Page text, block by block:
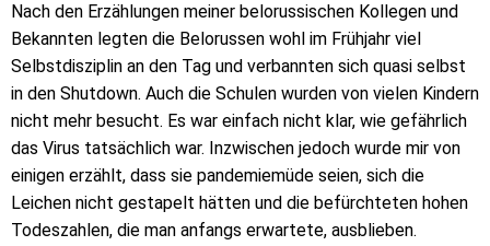
Nach den Erzählungen meiner belorussischen Kollegen und
Bekannten legten die Belorussen wohl im Frühjahr viel
Selbstdisziplin an den Tag und verbannten sich quasi selbst
in den Shutdown. Auch die Schulen wurden von vielen Kindern
nicht mehr besucht. Es war einfach nicht klar, wie gefährlich
das Virus tatsächlich war. Inzwischen jedoch wurde mir von
einigen erzählt, dass sie pandemiemüde seien, sich die
Leichen nicht gestapelt hätten und die befürchteten hohen
Todeszahlen, die man anfangs erwartete, ausblieben.